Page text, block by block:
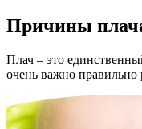
Причины
Плач – это
очень важно правильно